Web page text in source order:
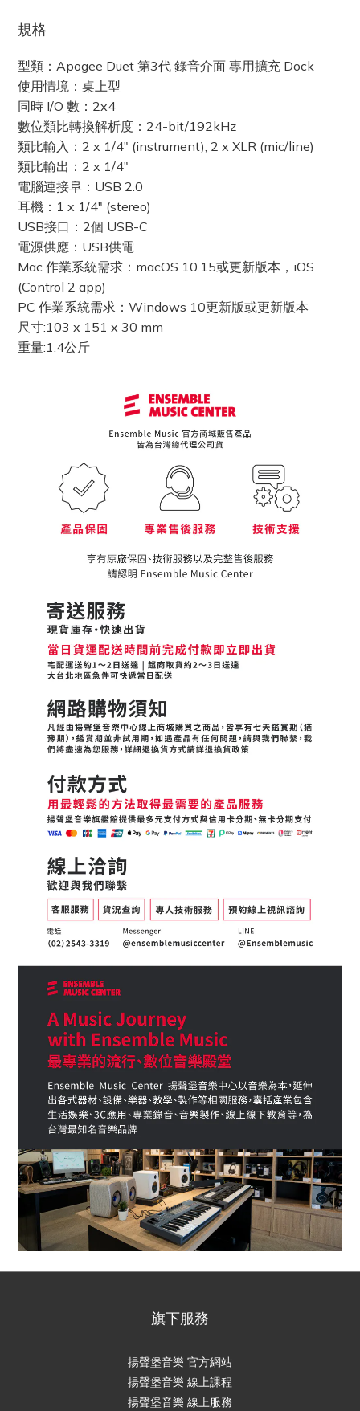
規格
型類：Apogee Duet 第3代 錄音介面 專用擴充 Dock
使用情境：桌上型
同時 I/O 數：2x4
數位類比轉換解析度：24-bit/192kHz
類比輸入：2 x 1/4" (instrument), 2 x XLR (mic/line)
類比輸出：2 x 1/4"
電腦連接阜：USB 2.0
耳機：1 x 1/4" (stereo)
USB接口：2個 USB-C
電源供應：USB供電
Mac 作業系統需求：macOS 10.15或更新版本，iOS
(Control 2 app)
PC 作業系統需求：Windows 10更新版或更新版本
尺寸:103 x 151 x 30 mm
重量:1.4公斤
旗下服務
揚聲堡音樂 官方網站
揚聲堡音樂 線上課程
揚聲堡音樂 線上服務